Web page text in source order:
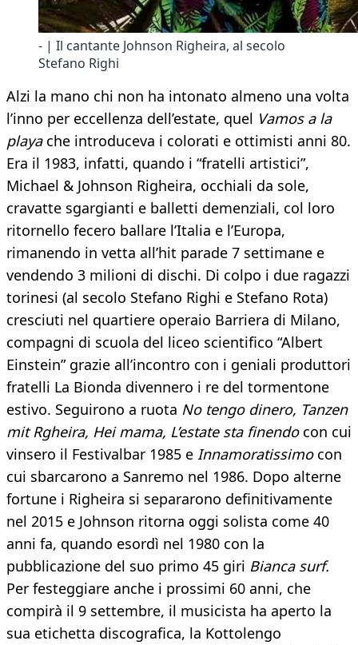
- | Il cantante Johnson Righeira, al secolo
Stefano Righi
Alzi la mano chi non ha intonato almeno una volta
l’inno per eccellenza dell’estate, quel Vamos a la
playache introduceva i colorati e ottimisti anni 80.
Era il 1983, infatti, quando i “fratelli artistici”,
Michael & Johnson Righeira, occhiali da sole,
cravatte sgargianti e balletti demenziali, col loro
ritornello fecero ballare l’Italia e l’Europa,
rimanendo in vetta all’hit parade 7 settimane e
vendendo 3 milioni di dischi. Di colpo i due ragazzi
torinesi (al secolo Stefano Righi e Stefano Rota)
cresciuti nel quartiere operaio Barriera di Milano,
compagni di scuola del liceo scientifico “Albert
Einstein” grazie all’incontro con i geniali produttori
fratelli La Bionda divennero i re del tormentone
estivo. Seguirono a ruota No tengo dinero, Tanzen
mit Rgheira, Hei mama, L’estate sta finendocon cui
vinsero il Festivalbar 1985 e Innamoratissimocon
cui sbarcarono a Sanremo nel 1986. Dopo alterne
fortune i Righeira si separarono definitivamente
nel 2015 e Johnson ritorna oggi solista come 40
anni fa, quando esordì nel 1980 con la
pubblicazione del suo primo 45 giri Bianca surf.
Per festeggiare anche i prossimi 60 anni, che
compirà il 9 settembre, il musicista ha aperto la
sua etichetta discografica, la Kottolengo